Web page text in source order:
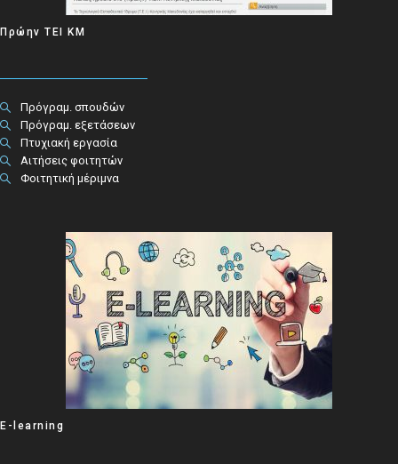
Πρώην ΤΕΙ ΚΜ
Πρόγραμ. σπουδών
Πρόγραμ. εξετάσεων
Πτυχιακή εργασία
Αιτήσεις φοιτητών
Φοιτητική μέριμνα
E-learning